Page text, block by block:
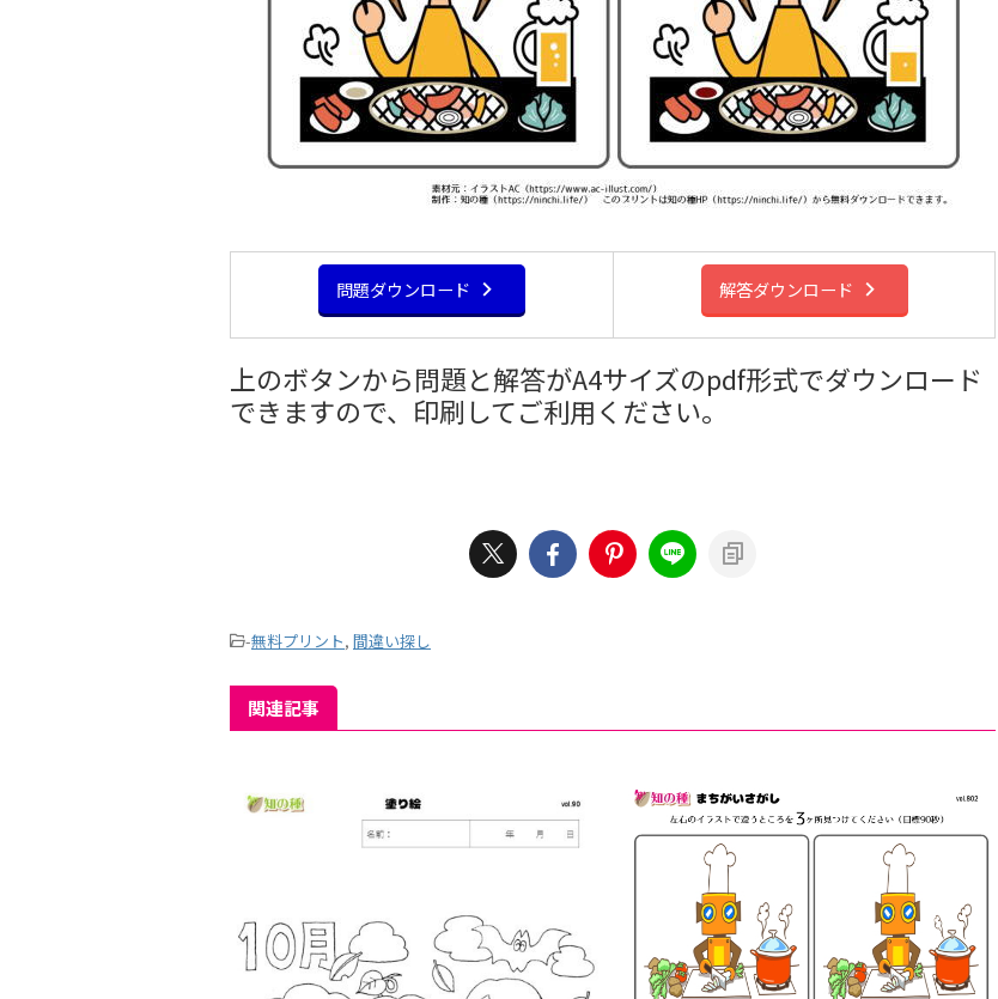
問題ダウンロード 解答ダウンロード
上のボタンから問題と解答がA4サイズのpdf形式でダウンロード
できますので、印刷してご利用ください。
-無料プリント, 間違い探し
関連記事